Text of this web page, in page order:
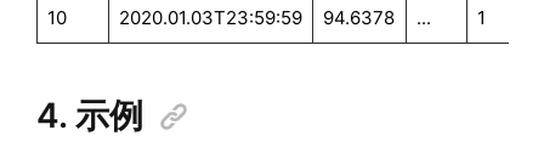
10 2020.01.03T23:59:59 94.6378 ... 1
4. 示例